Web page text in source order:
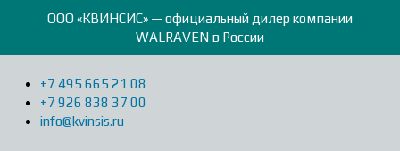
ООО «КВИНСИС» — официальный дилер компании
WALRAVEN в России
+7 495 665 21 08
+7 926 838 37 00
info@kvinsis.ru